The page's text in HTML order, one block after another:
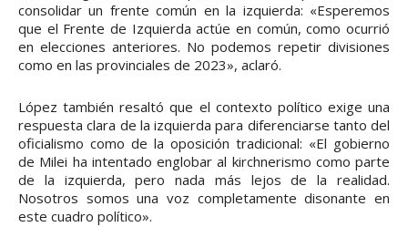
consolidar un frente común en la izquierda: «Esperemos
que el Frente de Izquierda actúe en común, como ocurrió
en elecciones anteriores. No podemos repetir divisiones
como en las provinciales de 2023», aclaró.
López también resaltó que el contexto político exige una
respuesta clara de la izquierda para diferenciarse tanto del
oficialismo como de la oposición tradicional: «El gobierno
de Milei ha intentado englobar al kirchnerismo como parte
de la izquierda, pero nada más lejos de la realidad.
Nosotros somos una voz completamente disonante en
este cuadro político».